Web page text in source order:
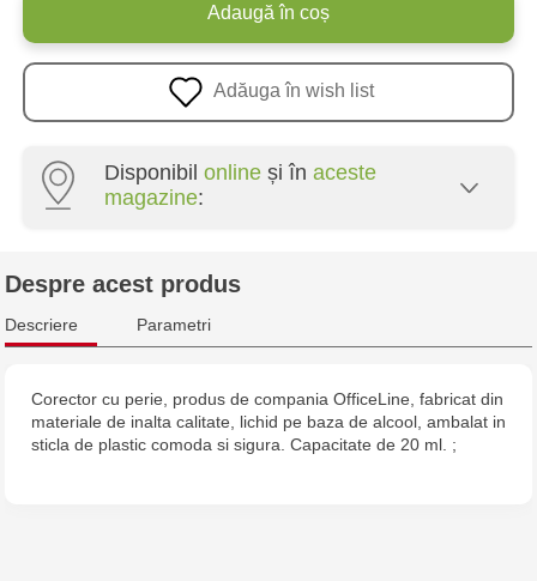
Adaugă în coș
Adăuga în wish list
Disponibil online și în aceste
magazine:
Crafti Botanica - bd. Decebal, 139
Crafti Buiucani - str. Alba Iulia, 77/18
Despre acest produs
Descriere Parametri
Corector cu perie, produs de compania OfficeLine, fabricat din
materiale de inalta calitate, lichid pe baza de alcool, ambalat in
sticla de plastic comoda si sigura. Capacitate de 20 ml. ;